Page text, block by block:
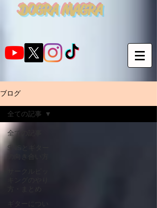
DOGRA MAGRA
ブログ
全ての記事
SNSとギター
ギターについ
全ての記事